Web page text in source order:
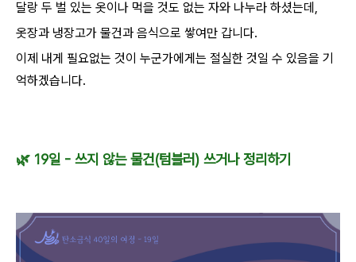
달랑 두 벌 있는 옷이나 먹을 것도 없는 자와 나누라 하셨는데,
옷장과 냉장고가 물건과 음식으로 쌓여만 갑니다.
이제 내게 필요없는 것이 누군가에게는 절실한 것일 수 있음을 기
억하겠습니다.
🌿 19일 - 쓰지 않는 물건(텀블러) 쓰거나 정리하기